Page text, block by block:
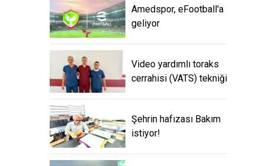
Amedspor, eFootball'a
geliyor
Video yardımlı toraks
cerrahisi (VATS) tekniği
Şehrin hafızası Bakım
istiyor!